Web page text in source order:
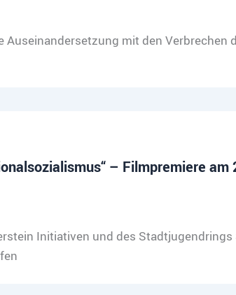
Auseinandersetzung mit den Verbrechen
– Filmpremiere am
Initiativen und des